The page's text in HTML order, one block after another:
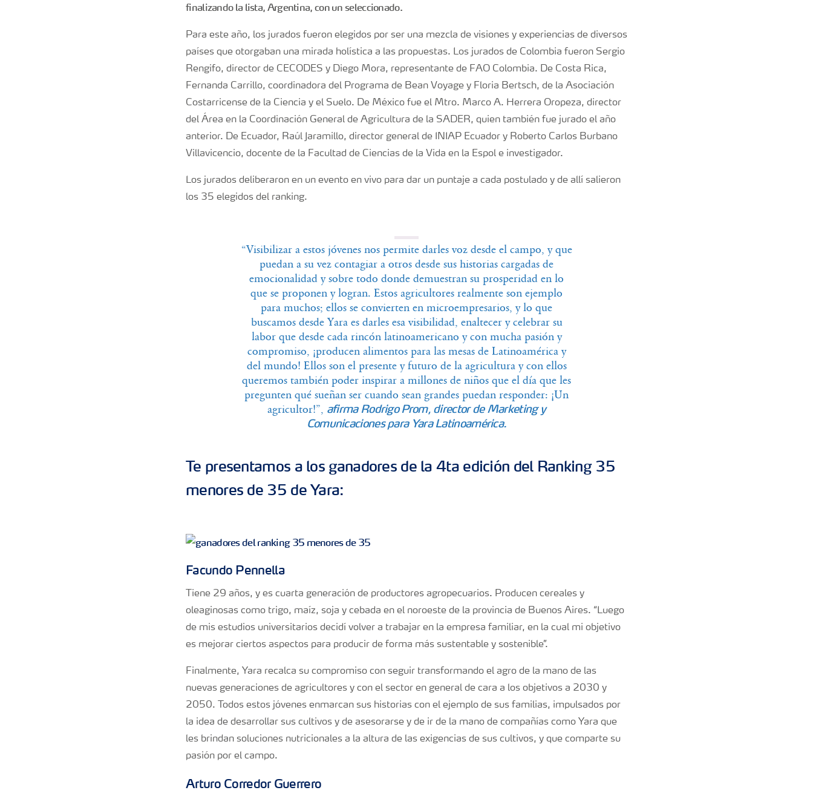
finalizando la lista, Argentina, con un seleccionado.
Para este año, los jurados fueron elegidos por ser una mezcla de visiones y experiencias de diversos
países que otorgaban una mirada holística a las propuestas. Los jurados de Colombia fueron Sergio
Rengifo, director de CECODES y Diego Mora, representante de FAO Colombia. De Costa Rica,
Fernanda Carrillo, coordinadora del Programa de Bean Voyage y Floria Bertsch, de la Asociación
Costarricense de la Ciencia y el Suelo. De México fue el Mtro. Marco A. Herrera Oropeza, director
del Área en la Coordinación General de Agricultura de la SADER, quien también fue jurado el año
anterior. De Ecuador, Raúl Jaramillo, director general de INIAP Ecuador y Roberto Carlos Burbano
Villavicencio, docente de la Facultad de Ciencias de la Vida en la Espol e investigador.
Los jurados deliberaron en un evento en vivo para dar un puntaje a cada postulado y de allí salieron
los 35 elegidos del ranking.
“Visibilizar a estos jóvenes nos permite darles voz desde el campo, y que
puedan a su vez contagiar a otros desde sus historias cargadas de
emocionalidad y sobre todo donde demuestran su prosperidad en lo
que se proponen y logran. Estos agricultores realmente son ejemplo
para muchos; ellos se convierten en microempresarios, y lo que
buscamos desde Yara es darles esa visibilidad, enaltecer y celebrar su
labor que desde cada rincón latinoamericano y con mucha pasión y
compromiso, ¡producen alimentos para las mesas de Latinoamérica y
del mundo! Ellos son el presente y futuro de la agricultura y con ellos
queremos también poder inspirar a millones de niños que el día que les
pregunten qué sueñan ser cuando sean grandes puedan responder: ¡Un
agricultor!”, afirma Rodrigo Prom, director de Marketing y
Comunicaciones para Yara Latinoamérica.
Te presentamos a los ganadores de la 4ta edición del Ranking 35
menores de 35 de Yara:
Facundo Pennella
Tiene 29 años, y es cuarta generación de productores agropecuarios. Producen cereales y
oleaginosas como trigo, maíz, soja y cebada en el noroeste de la provincia de Buenos Aires. “Luego
de mis estudios universitarios decidí volver a trabajar en la empresa familiar, en la cual mi objetivo
es mejorar ciertos aspectos para producir de forma más sustentable y sostenible”.
Finalmente, Yara recalca su compromiso con seguir transformando el agro de la mano de las
nuevas generaciones de agricultores y con el sector en general de cara a los objetivos a 2030 y
2050. Todos estos jóvenes enmarcan sus historias con el ejemplo de sus familias, impulsados por
la idea de desarrollar sus cultivos y de asesorarse y de ir de la mano de compañías como Yara que
les brindan soluciones nutricionales a la altura de las exigencias de sus cultivos, y que comparte su
pasión por el campo.
Arturo Corredor Guerrero